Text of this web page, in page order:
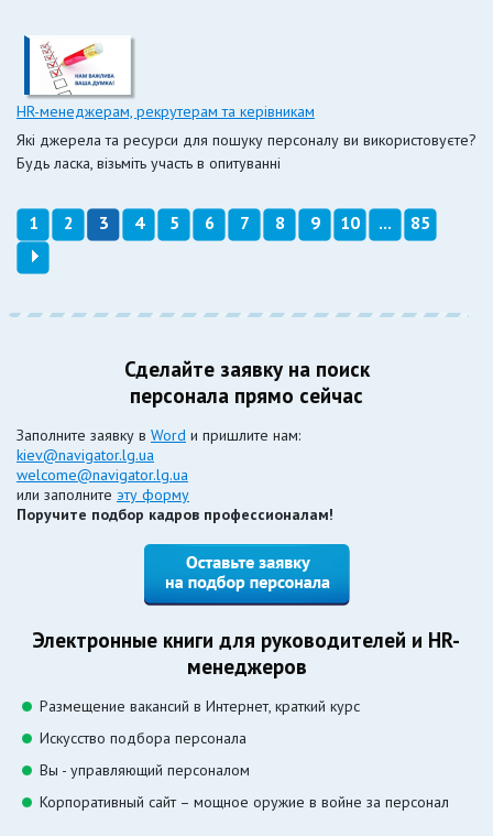
HR-менеджерам, рекрутерам та керівникам
Які джерела та ресурси для пошуку персоналу ви використовуєте?
Будь ласка, візьміть участь в опитуванні
1 2 3 4 5 6 7 8 9 10 ... 85
Сделайте заявку на поиск
персонала прямо сейчас
Заполните заявку в Word и пришлите нам:
kiev@navigator.lg.ua
welcome@navigator.lg.ua
или заполните эту форму
Поручите подбор кадров профессионалам!
Электронные книги для руководителей и HR-
менеджеров
Размещение вакансий в Интернет, краткий курс
Искусство подбора персонала
Вы - управляющий персоналом
Корпоративный сайт – мощное оружие в войне за персонал